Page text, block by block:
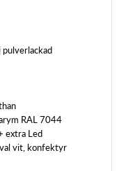
RAL 7044
extra Led
vit, konfektyr